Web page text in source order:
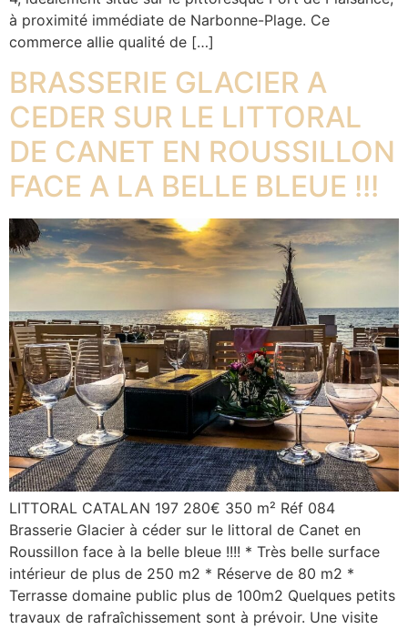
à proximité immédiate de Narbonne-Plage. Ce
commerce allie qualité de […]
BRASSERIE GLACIER A
CEDER SUR LE LITTORAL
DE CANET EN ROUSSILLON
FACE A LA BELLE BLEUE !!!
LITTORAL CATALAN 197 280€ 350 m² Réf 084
Brasserie Glacier à céder sur le littoral de Canet en
Roussillon face à la belle bleue !!!! * Très belle surface
intérieur de plus de 250 m2 * Réserve de 80 m2 *
Terrasse domaine public plus de 100m2 Quelques petits
travaux de rafraîchissement sont à prévoir. Une visite